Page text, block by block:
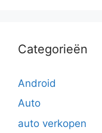
Categorieën
Android
Auto
auto verkopen